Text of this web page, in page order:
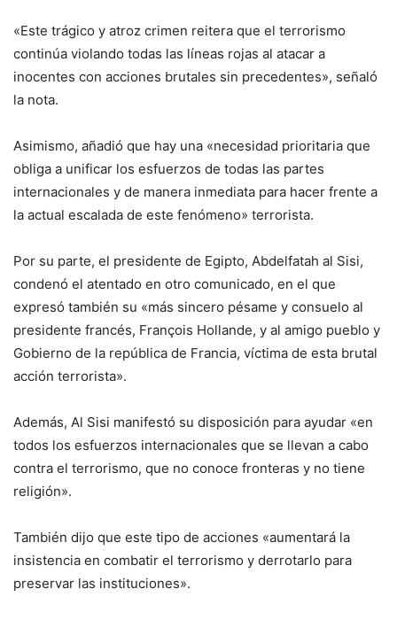
«Este trágico y atroz crimen reitera que el terrorismo
continúa violando todas las líneas rojas al atacar a
inocentes con acciones brutales sin precedentes», señaló
la nota.
Asimismo, añadió que hay una «necesidad prioritaria que
obliga a unificar los esfuerzos de todas las partes
internacionales y de manera inmediata para hacer frente a
la actual escalada de este fenómeno» terrorista.
Por su parte, el presidente de Egipto, Abdelfatah al Sisi,
condenó el atentado en otro comunicado, en el que
expresó también su «más sincero pésame y consuelo al
presidente francés, François Hollande, y al amigo pueblo y
Gobierno de la república de Francia, víctima de esta brutal
acción terrorista».
Además, Al Sisi manifestó su disposición para ayudar «en
todos los esfuerzos internacionales que se llevan a cabo
contra el terrorismo, que no conoce fronteras y no tiene
religión».
También dijo que este tipo de acciones «aumentará la
insistencia en combatir el terrorismo y derrotarlo para
preservar las instituciones».